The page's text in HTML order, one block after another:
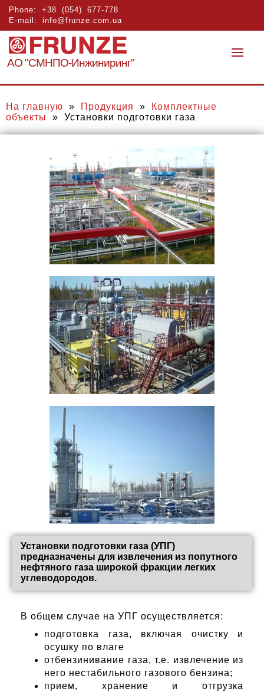
Phone: +38 (054) 677-778
E-mail: info@frunze.com.ua
АО "СМНПО-Инжиниринг"
На главную » Продукция »
Комплектные
объекты
» Установки подготовки газа
Установки подготовки газа (УПГ)
предназначены для извлечения из попутного
нефтяного газа широкой фракции легких
углеводородов.
В общем случае на УПГ осуществляется:
подготовка газа, включая очистку и
осушку по влаге
отбензинивание газа, т.е. извлечение из
него нестабильного газового бензина;
прием, хранение и отгрузка